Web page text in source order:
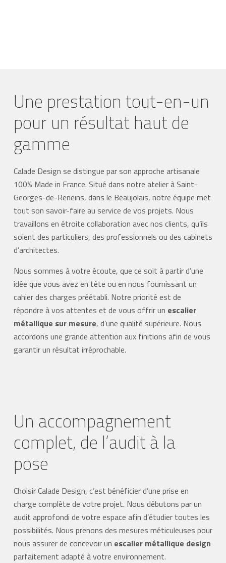
Une prestation tout-en-un
pour un résultat haut de
gamme
Calade Design se distingue par son approche artisanale
100% Made in France. Situé dans notre atelier à Saint-
Georges-de-Reneins, dans le Beaujolais, notre équipe met
tout son savoir-faire au service de vos projets. Nous
travaillons en étroite collaboration avec nos clients, qu’ils
soient des particuliers, des professionnels ou des cabinets
d’architectes.
Nous sommes à votre écoute, que ce soit à partir d’une
idée que vous avez en tête ou en nous fournissant un
cahier des charges préétabli. Notre priorité est de
répondre à vos attentes et de vous offrir un escalier
métallique sur mesure, d’une qualité supérieure. Nous
accordons une grande attention aux finitions afin de vous
garantir un résultat irréprochable.
Un accompagnement
complet, de l’audit à la
pose
Choisir Calade Design, c’est bénéficier d’une prise en
charge complète de votre projet. Nous débutons par un
audit approfondi de votre espace afin d’étudier toutes les
possibilités. Nous prenons des mesures méticuleuses pour
nous assurer de concevoir un escalier métallique design
parfaitement adapté à votre environnement.